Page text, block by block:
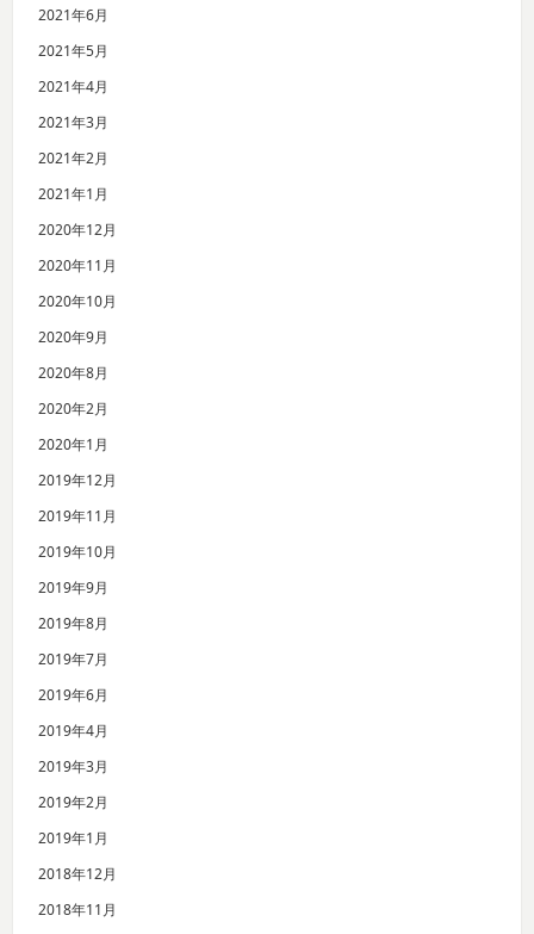
2021年6月
2021年5月
2021年4月
2021年3月
2021年2月
2021年1月
2020年12月
2020年11月
2020年10月
2020年9月
2020年8月
2020年2月
2020年1月
2019年12月
2019年11月
2019年10月
2019年9月
2019年8月
2019年7月
2019年6月
2019年4月
2019年3月
2019年2月
2019年1月
2018年12月
2018年11月